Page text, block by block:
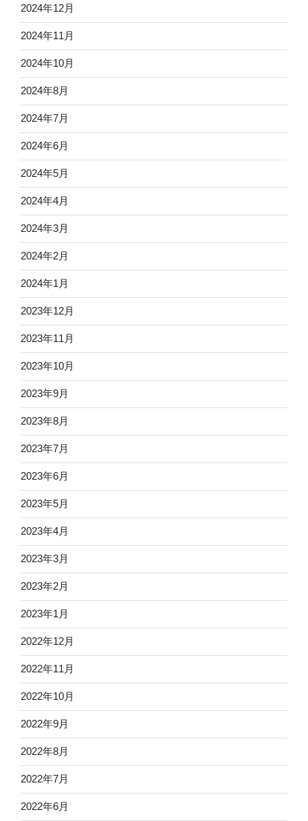
2024年12月
2024年11月
2024年10月
2024年8月
2024年7月
2024年6月
2024年5月
2024年4月
2024年3月
2024年2月
2024年1月
2023年12月
2023年11月
2023年10月
2023年9月
2023年8月
2023年7月
2023年6月
2023年5月
2023年4月
2023年3月
2023年2月
2023年1月
2022年12月
2022年11月
2022年10月
2022年9月
2022年8月
2022年7月
2022年6月